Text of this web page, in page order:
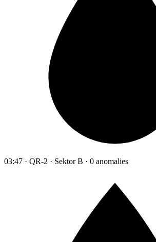
03:47 · QR-2 · Sektor B · 0 anomalies